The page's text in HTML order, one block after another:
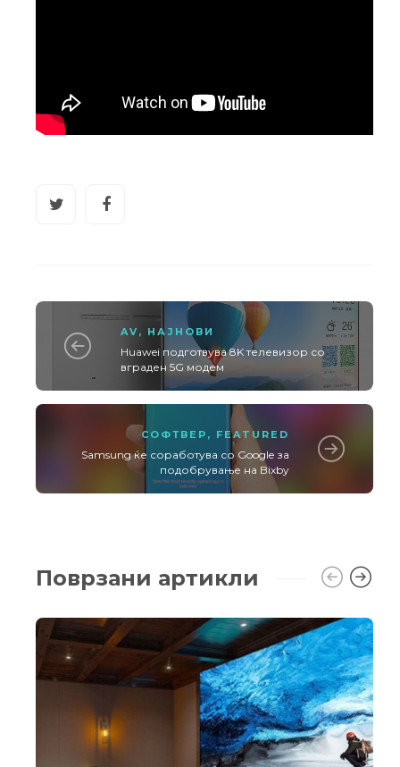
AV , НАЈНОВИ
Huawei подготвува 8K телевизор со
вграден 5G модем
СОФТВЕР , FEATURED
Samsung ќе соработува со Google за
подобрување на Bixby
Поврзани артикли